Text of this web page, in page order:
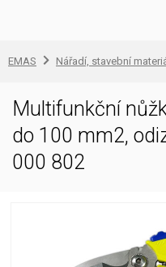
EMAS Nářadí, stavební
Multifunkční
do 100 mm2,
000 802